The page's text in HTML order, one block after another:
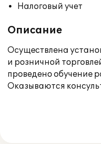
Налоговый учет
Описание
Осуществлена
и розничной
проведено обучение
Оказываются